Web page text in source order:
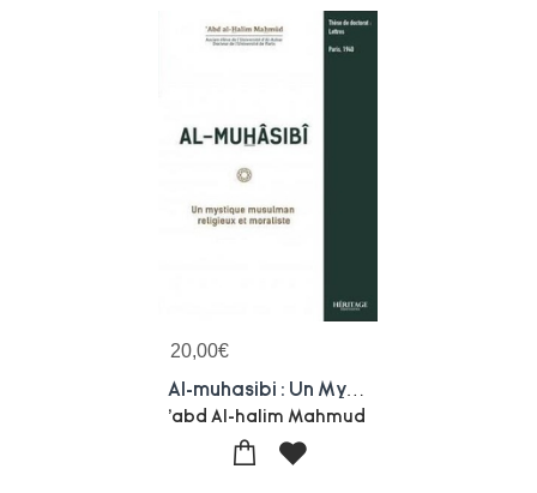
20,00€
'abd Al-halim Mahmud